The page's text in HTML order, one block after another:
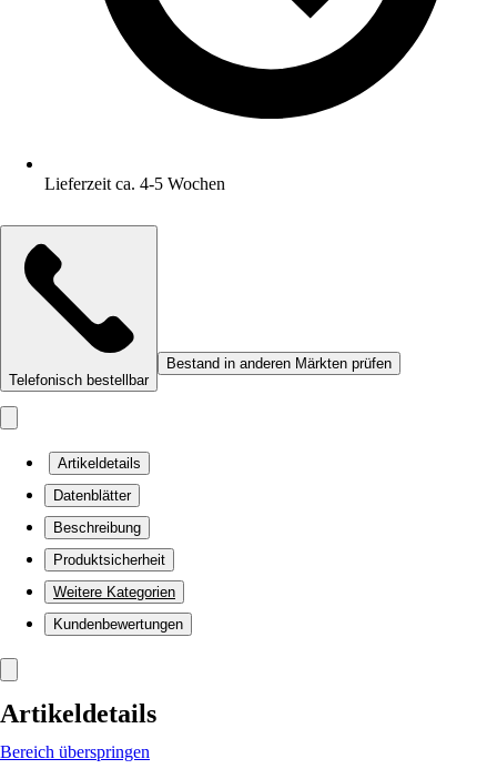
Lieferzeit ca. 4-5 Wochen
Telefonisch bestellbar
Bestand in anderen Märkten prüfen
Artikeldetails
Datenblätter
Beschreibung
Produktsicherheit
Weitere Kategorien
Kundenbewertungen
Artikeldetails
Bereich überspringen